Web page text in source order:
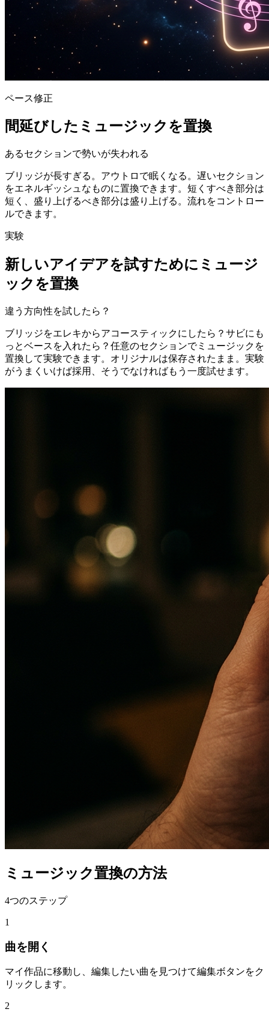
ペース修正
間延びしたミュージックを置換
あるセクションで勢いが失われる
ブリッジが長すぎる。アウトロで眠くなる。遅いセクション
をエネルギッシュなものに置換できます。短くすべき部分は
短く、盛り上げるべき部分は盛り上げる。流れをコントロー
ルできます。
実験
新しいアイデアを試すためにミュージ
ックを置換
違う方向性を試したら？
ブリッジをエレキからアコースティックにしたら？サビにも
っとベースを入れたら？任意のセクションでミュージックを
置換して実験できます。オリジナルは保存されたまま。実験
がうまくいけば採用、そうでなければもう一度試せます。
ミュージック置換の方法
4つのステップ
1
曲を開く
マイ作品に移動し、編集したい曲を見つけて編集ボタンをク
リックします。
2